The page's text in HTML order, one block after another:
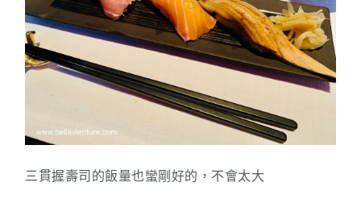
三貫握壽司的飯量也蠻剛好的，不會太大